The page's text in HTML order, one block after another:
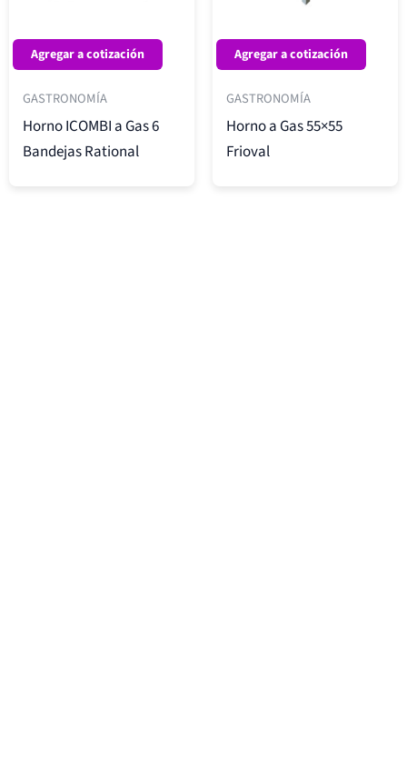
Agregar a cotización
GASTRONOMÍA
Horno ICOMBI a Gas 6
Bandejas Rational
Agregar a cotización
GASTRONOMÍA
Horno a Gas 55×55
Frioval